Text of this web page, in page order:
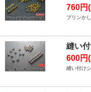
760円
プリンか
縫い
600円
縫い付け